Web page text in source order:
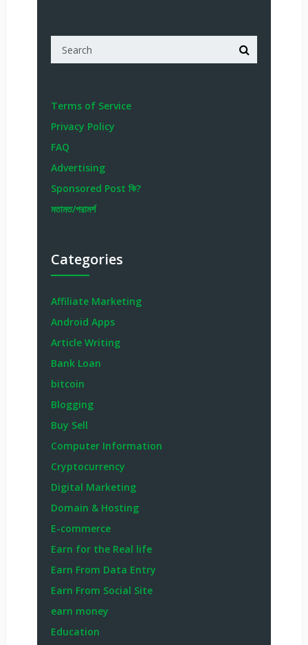
Terms of Service
Privacy Policy
FAQ
Advertising
Sponsored Post কি?
মতামত/পরামর্শ
Categories
Affiliate Marketing
Android Apps
Article Writing
Bank Loan
bitcoin
Blogging
Buy Sell
Computer Information
Cryptocurrency
Digital Marketing
Domain & Hosting
E-commerce
Earn for the Real life
Earn From Data Entry
Earn From Social Site
earn money
Education